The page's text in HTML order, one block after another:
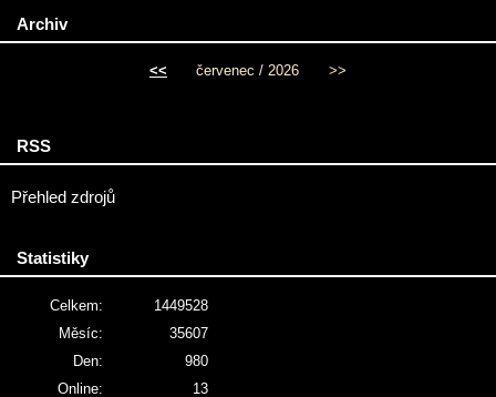
Archiv
<< červenec / 2026 >>
RSS
Přehled zdrojů
Statistiky
Online: 13
Celkem:
1449528
Měsíc:
35607
Den:
980